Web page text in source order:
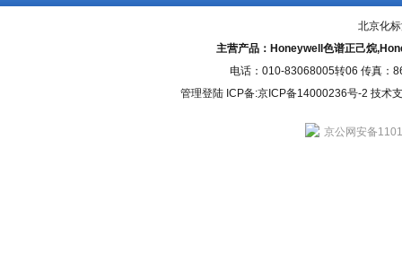
北京化
主营产品：Honeywell色谱正己烷
电话：010-83068005转06 传真：
管理登陆ICP备:京ICP备14000236号-2 技术
京公网安备